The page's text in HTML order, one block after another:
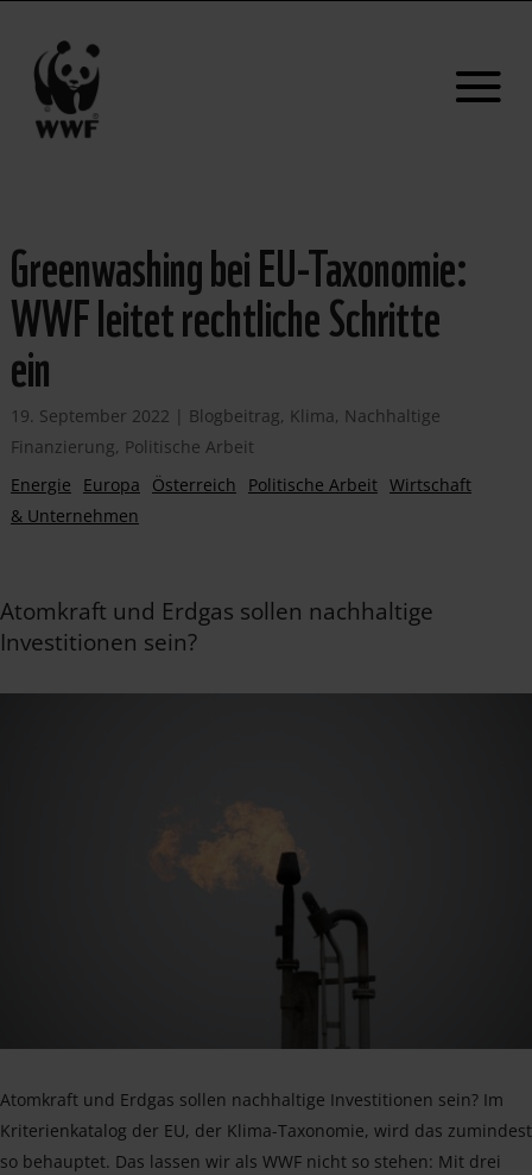
Greenwashing bei EU-Taxonomie:
WWF leitet rechtliche Schritte
ein
19. September 2022 | Blogbeitrag, Klima, Nachhaltige
Finanzierung, Politische Arbeit
Energie
Europa Österreich Politische Arbeit Wirtschaft
& Unternehmen
Atomkraft und Erdgas sollen nachhaltige
Investitionen sein?
Atomkraft und Erdgas sollen nachhaltige Investitionen sein? Im
Kriterienkatalog der EU, der Klima-Taxonomie, wird das zumindest
so behauptet. Das lassen wir als WWF nicht so stehen: Mit drei